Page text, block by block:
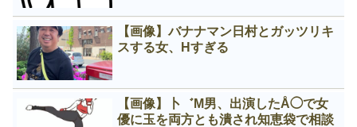
【画像】バナナマン日村とガッツリキ
スする女、Нすぎる
【画像】卜゛M男、出演したÅ◯で女
優に玉を両方とも潰され知恵袋で相談